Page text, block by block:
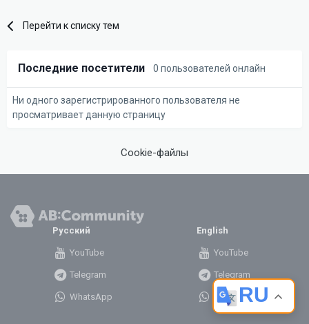
Перейти к списку тем
Последние посетители 0 пользователей онлайн
Ни одного зарегистрированного пользователя не
просматривает данную страницу
Cookie-файлы
RU
Русский
YouTube
Telegram
WhatsApp
English
YouTube
Telegram
WhatsApp